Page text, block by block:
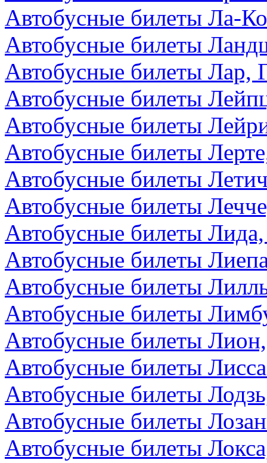
Автобусные билеты Ла-
Автобусные билеты
Автобусные билеты Лар,
Автобусные билеты
Автобусные билеты
Автобусные билеты
Автобусные билеты
Автобусные билеты
Автобусные билеты Лида,
Автобусные билеты
Автобусные билеты
Автобусные билеты
Автобусные билеты
Автобусные билеты
Автобусные билеты
Автобусные билеты
Автобусные билеты